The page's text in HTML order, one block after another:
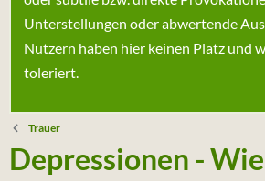
Unterstellungen oder abwertende
Nutzern haben hier keinen Platz und
toleriert.
Trauer
Depressionen -